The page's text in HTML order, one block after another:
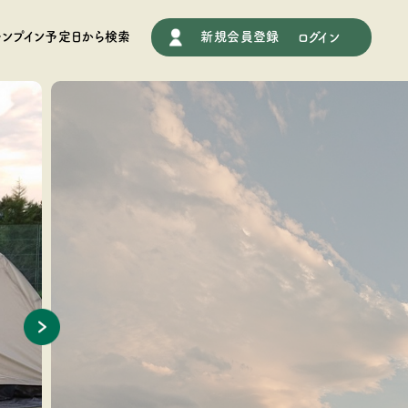
ンプイン予定日から検索 新規会員登録 ログイン